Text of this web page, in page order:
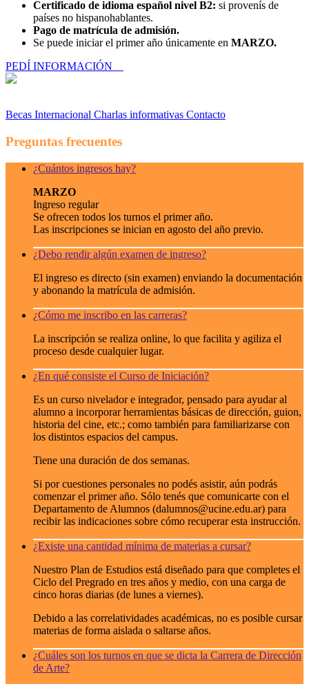
Certificado de idioma español nivel B2: si provenís de
países no hispanohablantes.
Pago de matrícula de admisión.
Se puede iniciar el primer año únicamente en MARZO.
PEDÍ INFORMACIÓN
Becas Internacional Charlas informativas Contacto
Preguntas frecuentes
¿Cuántos ingresos hay?
MARZO
Ingreso regular
Se ofrecen todos los turnos el primer año.
Las inscripciones se inician en agosto del año previo.
¿Debo rendir algún examen de ingreso?
El ingreso es directo (sin examen) enviando la documentación
y abonando la matrícula de admisión.
¿Cómo me inscribo en las carreras?
La inscripción se realiza online, lo que facilita y agiliza el
proceso desde cualquier lugar.
¿En qué consiste el Curso de Iniciación?
Es un curso nivelador e integrador, pensado para ayudar al
alumno a incorporar herramientas básicas de dirección, guion,
historia del cine, etc.; como también para familiarizarse con
los distintos espacios del campus.
Tiene una duración de dos semanas.
Si por cuestiones personales no podés asistir, aún podrás
comenzar el primer año. Sólo tenés que comunicarte con el
Departamento de Alumnos (dalumnos@ucine.edu.ar) para
recibir las indicaciones sobre cómo recuperar esta instrucción.
¿Existe una cantidad mínima de materias a cursar?
Nuestro Plan de Estudios está diseñado para que completes el
Ciclo del Pregrado en tres años y medio, con una carga de
cinco horas diarias (de lunes a viernes).
Debido a las correlatividades académicas, no es posible cursar
materias de forma aislada o saltarse años.
¿Cuáles son los turnos en que se dicta la Carrera de Dirección
de Arte?